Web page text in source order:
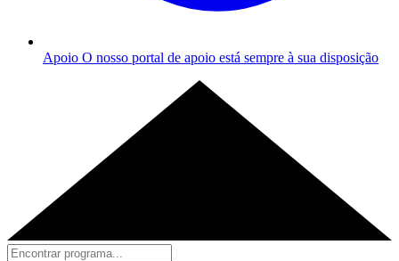
Apoio O nosso portal de apoio está sempre à sua disposição